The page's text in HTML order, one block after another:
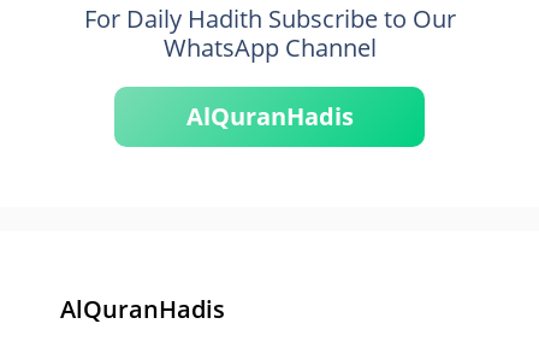
For Daily Hadith Subscribe to Our
WhatsApp Channel
AlQuranHadis
AlQuranHadis